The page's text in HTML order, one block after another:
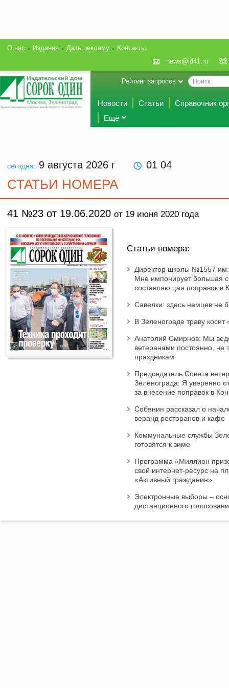
О нас Издания Дать рекламу
Контакты
news@id41.ru
Рейтинг запросов
Новости Статьи
Справочник
Ещё
сегодня: 9 августа 2026 г 01 04
СТАТЬИ НОМЕРА
41 №23 от 19.06.2020 от 19 июня 2020 года
Статьи номера:
Директор школы №1557
Мне импонирует большая
составляющая поправок в
Савелки: здесь немцев не
В Зеленограде траву косит
Анатолий Смирнов: Мы
ветеранами постоянно, не
праздникам
Председатель Совета
Зеленограда: Я уверенно
за внесение поправок в
Собянин рассказал о
веранд ресторанов и кафе
Коммунальные службы
готовятся к зиме
Программа «Миллион
свой интернет-ресурс на
«Активный гражданин»
Электронные выборы –
дистанционного